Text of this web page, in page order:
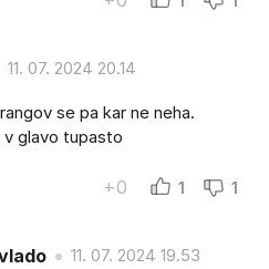
11. 07. 2024 20.14
se pa kar ne neha.
v glavo tupasto
+0 1 1
11. 07. 2024 19.53